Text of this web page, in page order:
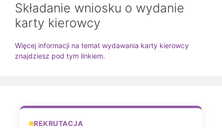
Składanie wniosku o wydanie
karty kierowcy
Więcej informacji na temat wydawania karty kierowcy
znajdziesz pod tym linkiem.
REKRUTACJA